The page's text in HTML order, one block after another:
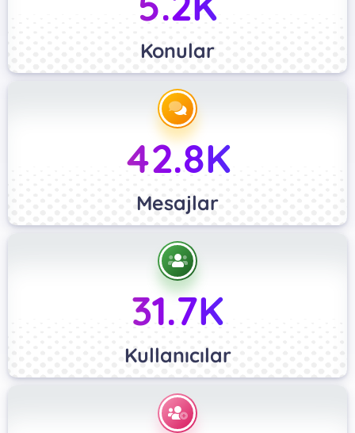
Konular
42.8K
Mesajlar
31.7K
Kullanıcılar